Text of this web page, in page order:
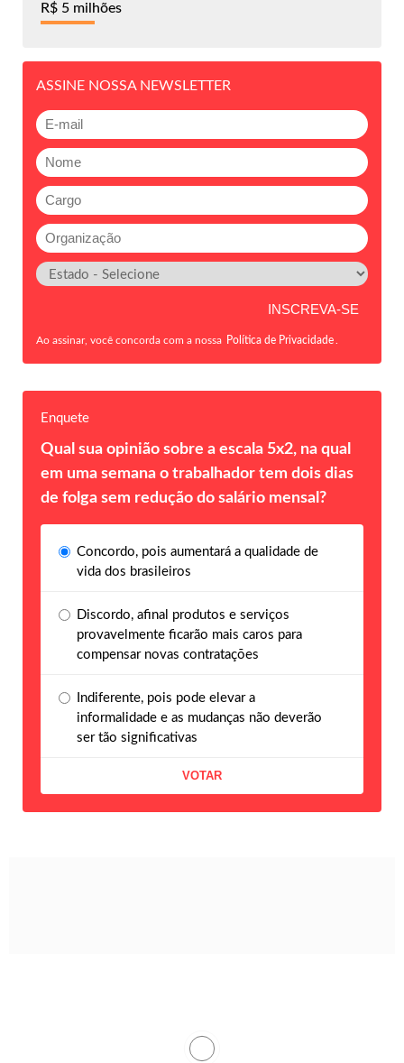
R$ 5 milhões
ASSINE NOSSA NEWSLETTER
Ao assinar, você concorda com a nossa Política de Privacidade
Enquete
Qual sua opinião sobre a escala 5x2, na qual
em uma semana o trabalhador tem dois dias
de folga sem redução do salário mensal?
Concordo, pois aumentará a qualidade de
vida dos brasileiros
Discordo, afinal produtos e serviços
provavelmente ficarão mais caros para
compensar novas contratações
Indiferente, pois pode elevar a
informalidade e as mudanças não deverão
ser tão significativas